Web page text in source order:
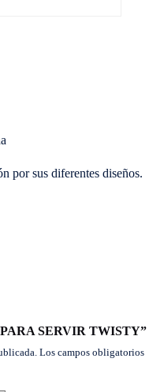
por sus diferentes diseños.
SERVIR TWISTY”
Los campos obligatorios